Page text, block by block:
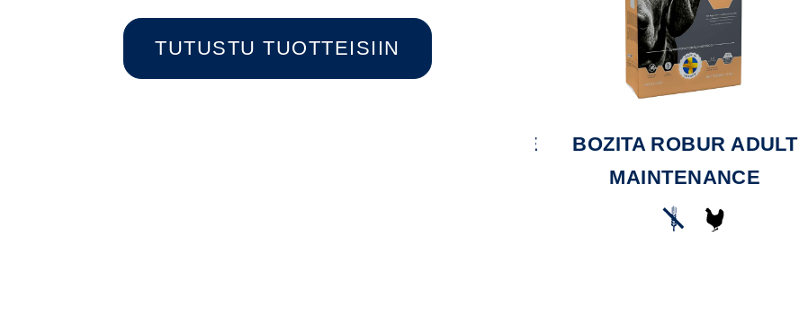
TUTUSTU TUOTTEISIIN
BOZITA ROBUR SENSITIVE
BOZITA ROBUR ADULT
MAINTENANCE